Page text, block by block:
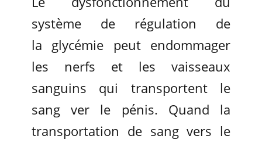
système de régulation de
la glycémie peut endommager
les nerfs et les vaisseaux
sanguins qui transportent le
sang ver le pénis. Quand la
transportation de sang vers le